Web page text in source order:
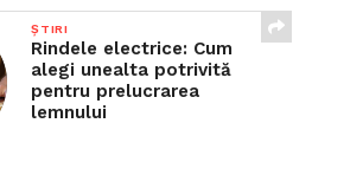
ȘTIRI
Rindele electrice: Cum
alegi unealta potrivită
pentru prelucrarea
lemnului